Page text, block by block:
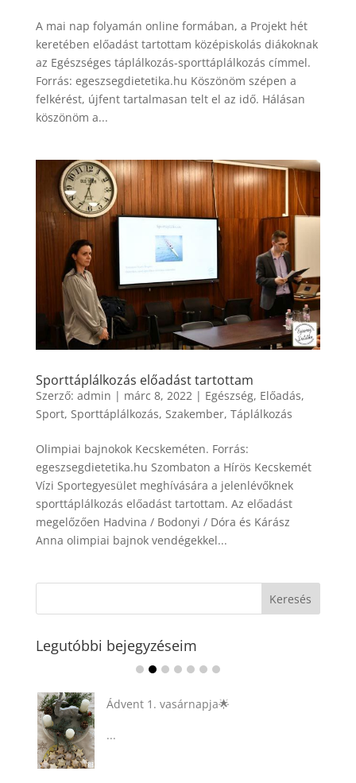
A mai nap folyamán online formában, a Projekt hét
keretében előadást tartottam középiskolás diákoknak
az Egészséges táplálkozás-sporttáplálkozás címmel.
Forrás: egeszsegdietetika.hu Köszönöm szépen a
felkérést, újfent tartalmasan telt el az idő. Hálásan
köszönöm a...
Sporttáplálkozás előadást tartottam
Szerző: admin | márc 8, 2022| Egészség, Előadás,
Sport, Sporttáplálkozás, Szakember, Táplálkozás
Olimpiai bajnokok Kecskeméten. Forrás:
egeszsegdietetika.hu Szombaton a Hírös Kecskemét
Vízi Sportegyesület meghívására a jelenlévőknek
sporttáplálkozás előadást tartottam. Az előadást
megelőzően Hadvina / Bodonyi / Dóra és Kárász
Anna olimpiai bajnok vendégekkel...
Legutóbbi bejegyzéseim
Ádvent 1. vasárnapja🌟